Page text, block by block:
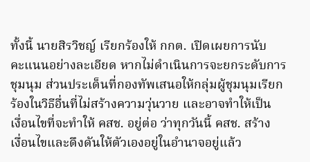
ทั้งนี้ นายสิรวิชญ์ เรียกร้องให้ กกต. เปิดเผยการนับ
คะแนนอย่างละเอียด หากไม่ดำเนินการจะยกระดับการ
ชุมนุม ส่วนประเด็นที่กองทัพเสนอให้กลุ่มผู้ชุมนุมเรียก
ร้องในวิธีอื่นที่ไม่สร้างความวุ่นวาย และอาจทำให้เป็น
เงื่อนไขที่จะทำให้ คสช. อยู่ต่อ ว่าทุกวันนี้ คสช. สร้าง
เงื่อนไขและดึงดันให้ตัวเองอยู่ในอำนาจอยู่แล้ว